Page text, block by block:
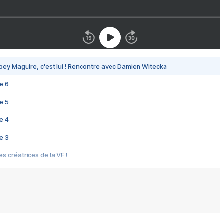
Maguire, c'est lui ! Rencontre avec Damien Witecka
6
5
4
3
créatrices de la VF !